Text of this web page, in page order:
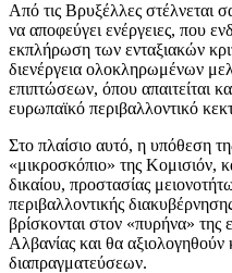
Από τις Βρυξέλλες στέλνεται
να αποφεύγει ενέργειες, που
εκπλήρωση των ενταξιακών
διενέργεια ολοκληρωμένων
επιπτώσεων, όπου απαιτείται
ευρωπαϊκό περιβαλλοντικό
Στο πλαίσιο αυτό, η υπόθεση
«μικροσκόπιο» της Κομισιόν,
δικαίου, προστασίας
περιβαλλοντικής
βρίσκονται στον «πυρήνα» της
Αλβανίας και θα
διαπραγματεύσεων.